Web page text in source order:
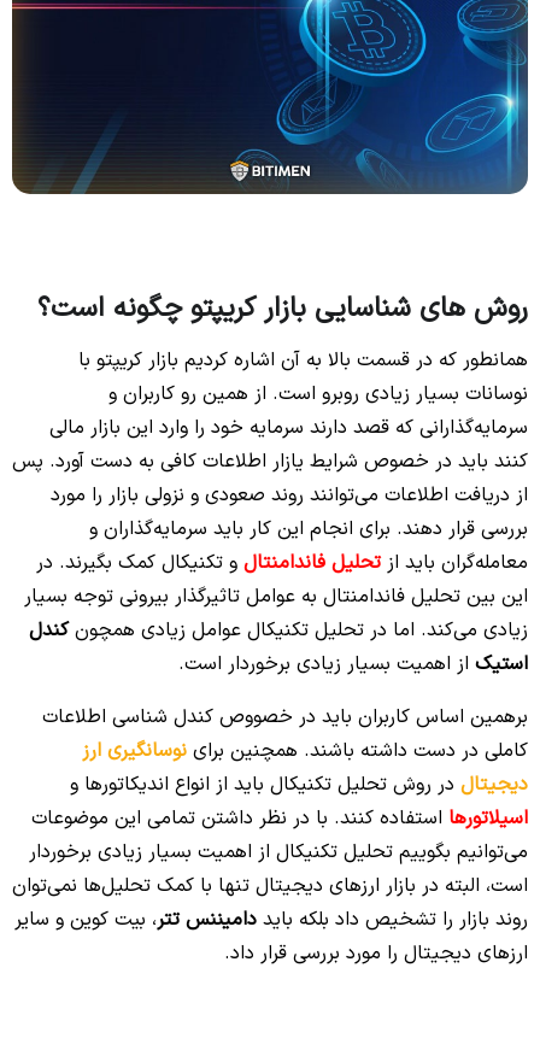
روش های شناسایی بازار کریپتو چگونه است؟
همانطور که در قسمت بالا به آن اشاره کردیم بازار کریپتو با
نوسانات بسیار زیادی روبرو است. از همین رو کاربران و
سرمایه‌گذارانی که قصد دارند سرمایه خود را وارد این بازار مالی
کنند باید در خصوص شرایط یازار اطلاعات کافی به دست آورد. پس
از دریافت اطلاعات می‌توانند روند صعودی و نزولی بازار را مورد
بررسی قرار دهند. برای انجام این کار باید سرمایه‌گذاران و
معامله‌گران باید ازتحلیل فاندامنتال و تکنیکال کمک بگیرند. در
این بین تحلیل فاندامنتال به عوامل تاثیرگذار بیرونی توجه بسیار
زیادی می‌کند. اما در تحلیل تکنیکال عوامل زیادی همچونکندل
استیک از اهمیت بسیار زیادی برخوردار است.
برهمین اساس کاربران باید در خصووص کندل شناسی اطلاعات
کاملی در دست داشته باشند. همچنین برای نوسانگیری ارز
دیجیتال در روش تحلیل تکنیکال باید از انواع اندیکاتورها و
اسیلاتورها استفاده کنند. با در نظر داشتن تمامی این موضوعات
می‌توانیم بگوییم تحلیل تکنیکال از اهمیت بسیار زیادی برخوردار
است، البته در بازار ارزهای دیجیتال تنها با کمک تحلیل‌‌ها نمی‌توان
روند بازار را تشخیص داد بلکه باید دامیننس تتر، بیت کوین و سایر
ارزهای دیجیتال را مورد بررسی قرار داد.